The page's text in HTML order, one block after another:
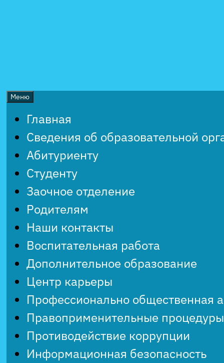
Меню
Главная
Сведения об образовательной
Абитуриенту
Студенту
Заочное отделение
Родителям
Наши контакты
Воспитательная работа
Дополнительное образование
Центр карьеры
Профессионально общественная
Правоприменительные процедуры
Противодействие коррупции
Информационная безопасность